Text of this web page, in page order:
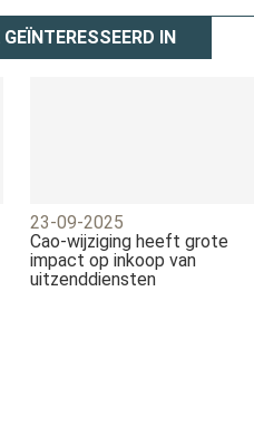
IN
23-09-2025
Cao-wijziging heeft grote
impact op inkoop van
uitzenddiensten